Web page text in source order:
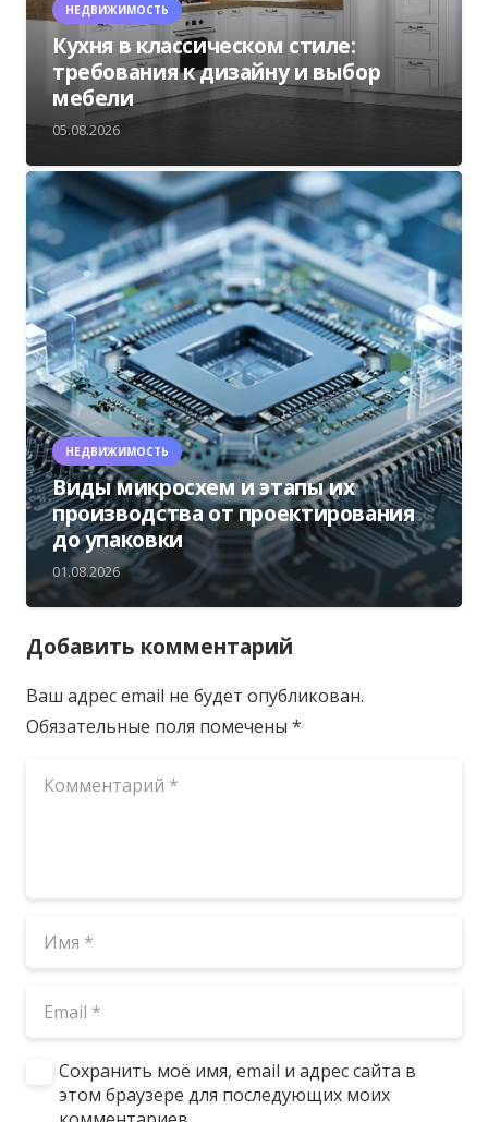
НЕДВИЖИМОСТЬ
Кухня в классическом стиле:
требования к дизайну и выбор
мебели
05.08.2026
НЕДВИЖИМОСТЬ
Виды микросхем и этапы их
производства от проектирования
до упаковки
01.08.2026
Добавить комментарий
Ваш адрес email не будет опубликован.
Обязательные поля помечены *
Сохранить моё имя, email и адрес сайта в
этом браузере для последующих моих